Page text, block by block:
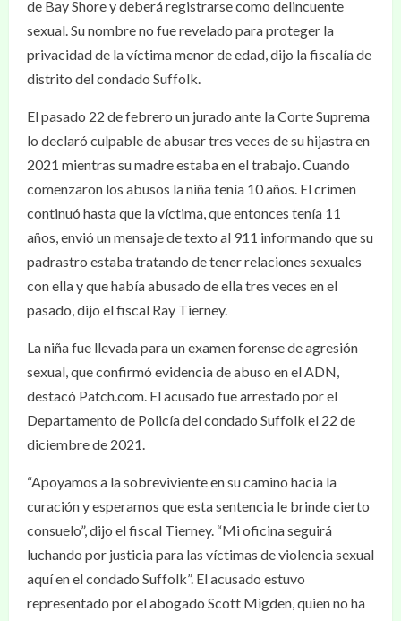
de Bay Shore y deberá registrarse como delincuente
sexual. Su nombre no fue revelado para proteger la
privacidad de la víctima menor de edad, dijo la fiscalía de
distrito del condado Suffolk.
El pasado 22 de febrero un jurado ante la Corte Suprema
lo declaró culpable de abusar tres veces de su hijastra en
2021 mientras su madre estaba en el trabajo. Cuando
comenzaron los abusos la niña tenía 10 años. El crimen
continuó hasta que la víctima, que entonces tenía 11
años, envió un mensaje de texto al 911 informando que su
padrastro estaba tratando de tener relaciones sexuales
con ella y que había abusado de ella tres veces en el
pasado, dijo el fiscal Ray Tierney.
La niña fue llevada para un examen forense de agresión
sexual, que confirmó evidencia de abuso en el ADN,
destacó Patch.com. El acusado fue arrestado por el
Departamento de Policía del condado Suffolk el 22 de
diciembre de 2021.
“Apoyamos a la sobreviviente en su camino hacia la
curación y esperamos que esta sentencia le brinde cierto
consuelo”, dijo el fiscal Tierney. “Mi oficina seguirá
luchando por justicia para las víctimas de violencia sexual
aquí en el condado Suffolk”. El acusado estuvo
representado por el abogado Scott Migden, quien no ha